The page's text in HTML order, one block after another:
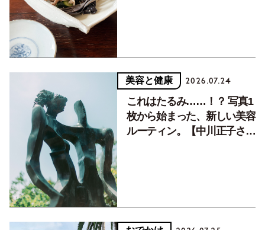
美容と健康 2026.07.24
これはたるみ……！？ 写真1
枚から始まった、新しい美容
ルーティン。【中川正子さん